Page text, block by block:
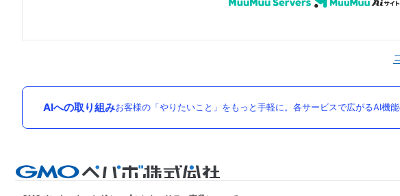
AIへの取り組みお客様の「やりたいこと」をもっと手軽に。各サービスで広がるAI機